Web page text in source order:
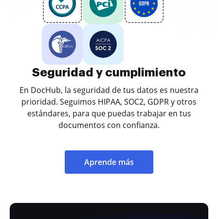
Seguridad y cumplimiento
En DocHub, la seguridad de tus datos es nuestra
prioridad. Seguimos HIPAA, SOC2, GDPR y otros
estándares, para que puedas trabajar en tus
documentos con confianza.
Aprende más